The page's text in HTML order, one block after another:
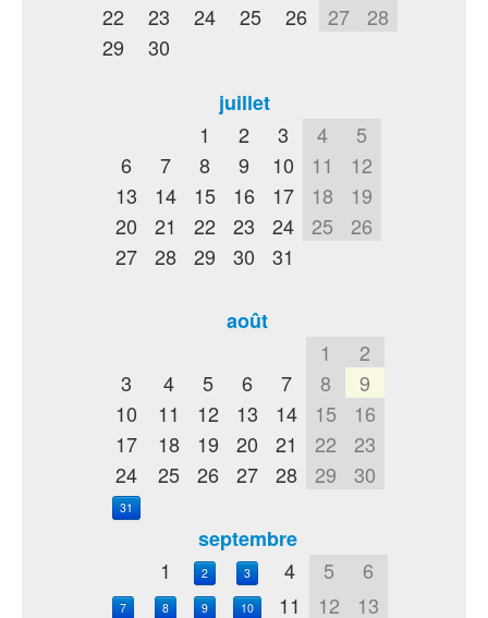
22
23 24 25 26 27
28
29
30
juillet
1
2 3 4
5
6
7 8 9 10 11
12
13
14 15 16 17 18
19
20
21 22 23 24 25
26
27
28 29 30 31
août
1
2
3
4 5 6 7 8
9
10
11 12 13 14 15
16
17
18 19 20 21 22
23
24
25 26 27 28 29 30
31
septembre
1
2 3 4 5 6
7 8 9 10 11 12
13